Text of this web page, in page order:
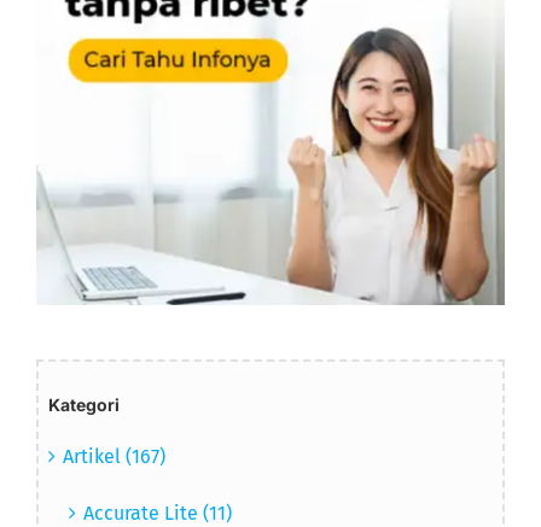
Kategori
Artikel (167)
Accurate Lite (11)